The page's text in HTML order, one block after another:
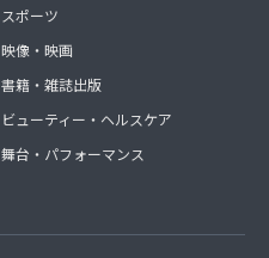
スポーツ
映像・映画
書籍・雑誌出版
ビューティー・ヘルスケア
舞台・パフォーマンス